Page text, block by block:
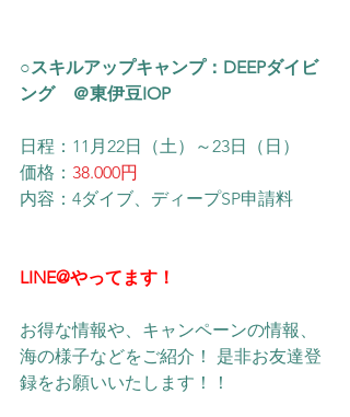
○スキルアップキャンプ：DEEPダイビ
ング　＠東伊豆IOP
日程：11月22日（土）～23日（日）
価格： 38.000円
内容： 4ダイブ、ディープSP申請料
LINE@やってます！
お得な情報や、キャンペーンの情報、
海の様子などをご紹介！ 是非お友達登
録をお願いいたします！！